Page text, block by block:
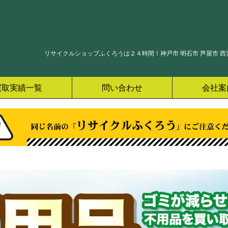
リサイクルショップふくろうは２４時間！神戸市 明石市 芦屋市
実績一覧 問い合わせ 会社